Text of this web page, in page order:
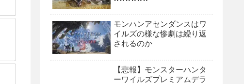
モンハンアセンダンスはワ
イルズの様な惨劇は繰り返
されるのか
【悲報】モンスターハンタ
ーワイルズプレミアムデラ